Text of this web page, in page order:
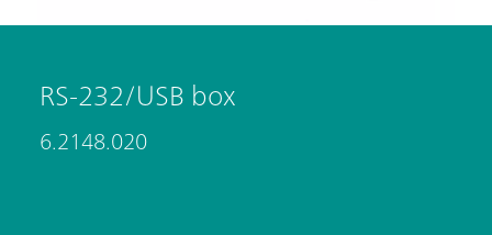
RS-232/USB box
6.2148.020